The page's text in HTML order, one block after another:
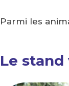
Parmi les
Le